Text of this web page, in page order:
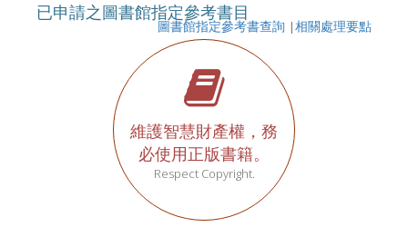
已申請之圖書館指定參考書目
圖書館指定參考書查詢 |相關處理要點
維護智慧財產權，務
必使用正版書籍。
Respect Copyright.